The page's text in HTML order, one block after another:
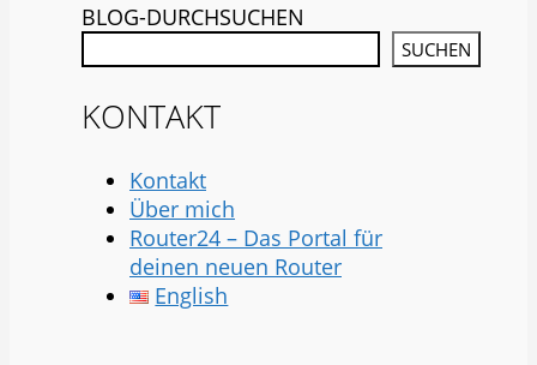
BLOG-DURCHSUCHEN
SUCHEN
KONTAKT
Kontakt
Über mich
Router24 – Das Portal für
deinen neuen Router
English